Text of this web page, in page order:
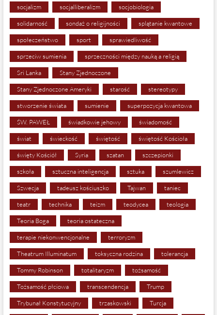
socjalizm socjalliberalizm socjobiologia
solidarność sondaż o religijności splątanie kwantowe
społeczeństwo sport sprawiedliwość
sprzeciw sumienia sprzeczności między nauką a religią
Sri Lanka Stany Zjednoczone
Stany Zjednoczone Ameryki starość stereotypy
stworzenie świata sumienie superpozycja kwantowa
ŚW. PAWEŁ świadkowie jehowy świadomość
świat świeckość świętość świętość Kościoła
święty Kościół Syria szatan szczepionki
szkoła sztuczna inteligencja sztuka szumlewicz
Szwecja tadeusz kościuszko Tajwan taniec
teatr technika teizm teodycea teologia
Teoria Boga teoria ostateczna
terapie niekonwencjonalne terroryzm
Theatrum Illuminatum toksyczna rodzina tolerancja
Tommy Robinson totalitaryzm tożsamość
Tożsamość płciowa transcendencja Trump
Trybunał Konstytucyjny trzaskowski Turcja